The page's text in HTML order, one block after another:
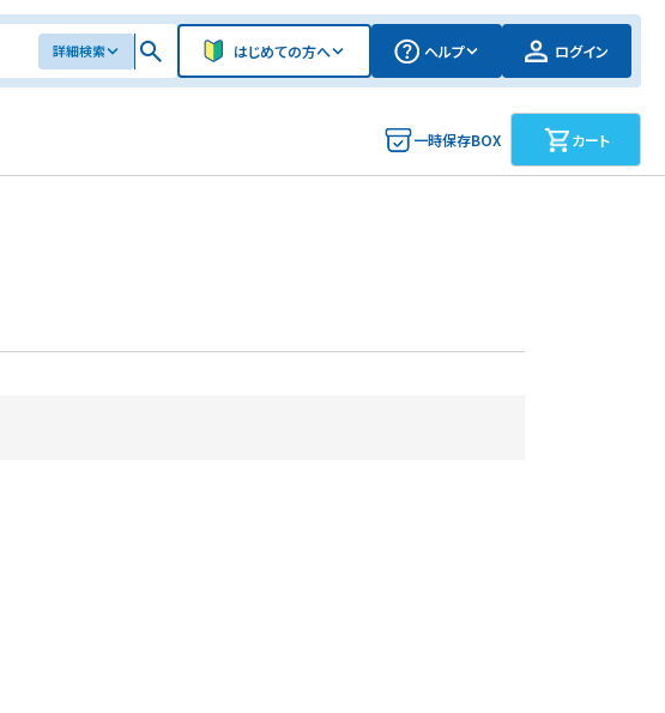
詳細検索 はじめての方へ ヘルプ ログイン
一時保存BOX カート